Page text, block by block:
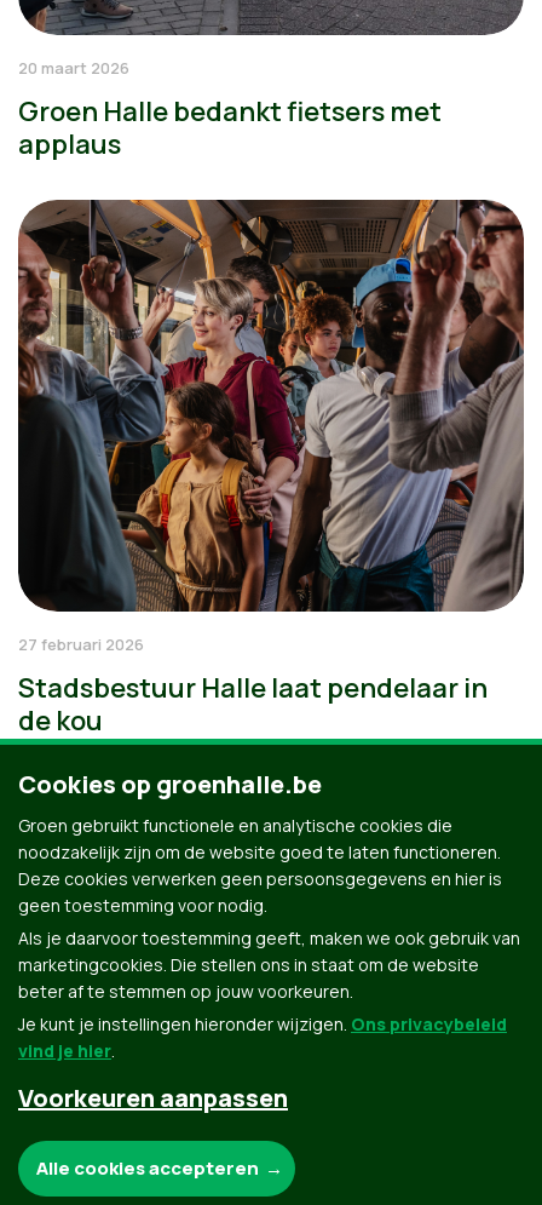
20 maart 2026
Groen Halle bedankt fietsers met
applaus
27 februari 2026
Stadsbestuur Halle laat pendelaar in
de kou
Groen.be
Cookies op groenhalle.be
Groen gebruikt functionele en analytische cookies die
noodzakelijk zijn om de website goed te laten functioneren.
Deze cookies verwerken geen persoonsgegevens en hier is
geen toestemming voor nodig.
Als je daarvoor toestemming geeft, maken we ook gebruik van
marketingcookies. Die stellen ons in staat om de website
beter af te stemmen op jouw voorkeuren.
Je kunt je instellingen hieronder wijzigen. Ons privacybeleid
vind je hier.
Voorkeuren aanpassen
Alle cookies accepteren